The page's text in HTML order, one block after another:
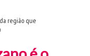
região que